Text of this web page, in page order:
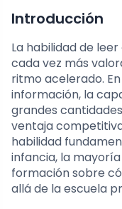
Introducción
La habilidad de
cada vez más
ritmo acelerado.
información, la
grandes
ventaja
habilidad
infancia, la
formación sobre
allá de la escuela